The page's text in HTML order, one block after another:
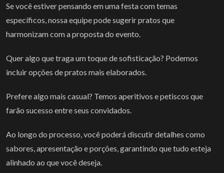
Se você estiver pensando em uma festa com temas
específicos, nossa equipe pode sugerir pratos que
harmonizam com a proposta do evento.
Quer algo que traga um toque de sofisticação? Podemos
incluir opções de pratos mais elaborados.
Prefere algo mais casual? Temos aperitivos e petiscos que
farão sucesso entre seus convidados.
Ao longo do processo, você poderá discutir detalhes como
sabores, apresentação e porções, garantindo que tudo esteja
alinhado ao que você deseja.